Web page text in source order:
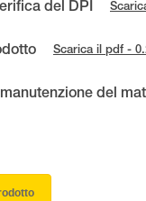
del DPI
Scarica il pdf -
del